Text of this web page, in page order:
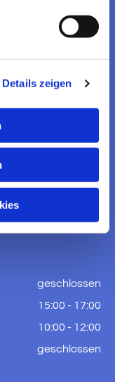
Details zeigen
geschlossen
15:00 - 17:00
10:00 - 12:00
geschlossen